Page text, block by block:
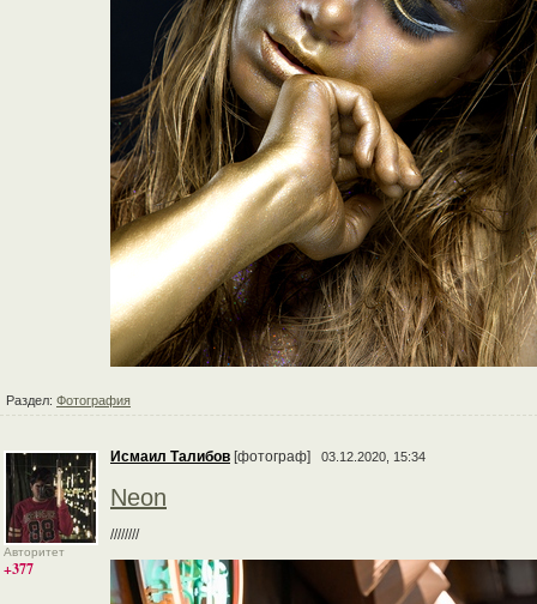
Раздел: Фотография
Авторитет
+377
Исмаил Талибов [фотограф] 03.12.2020, 15:34
Neon
////////